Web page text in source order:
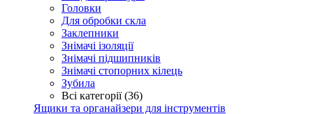
Головки
Для обробки скла
Заклепники
Знімачі ізоляції
Знімачі підшипників
Знімачі стопорних кілець
Зубила
Всі категорії (36)
Ящики та органайзери для інструментів